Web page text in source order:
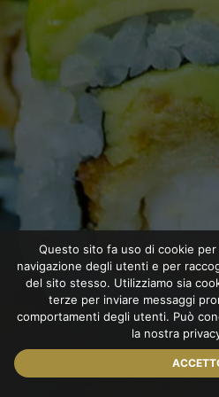
Questo sito fa uso di cookie
navigazione degli utenti e per
del sito stesso. Utilizziamo sia
terze per inviare messaggi
comportamenti degli utenti. Può
la nostra